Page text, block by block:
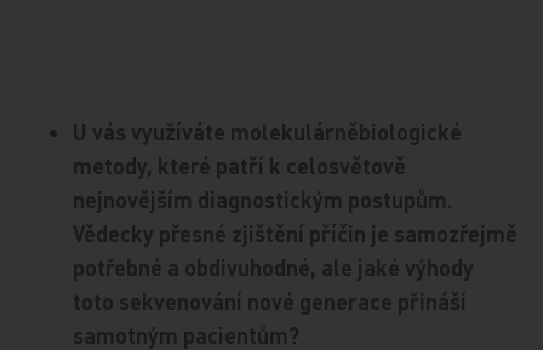
U vás využíváte molekulárněbiologické
metody, které patří k celosvětově
nejnovějším diagnostickým postupům.
Vědecky přesné zjištění příčin je samozřejmě
potřebné a obdivuhodné, ale jaké výhody
toto sekvenování nové generace přináší
samotným pacientům?